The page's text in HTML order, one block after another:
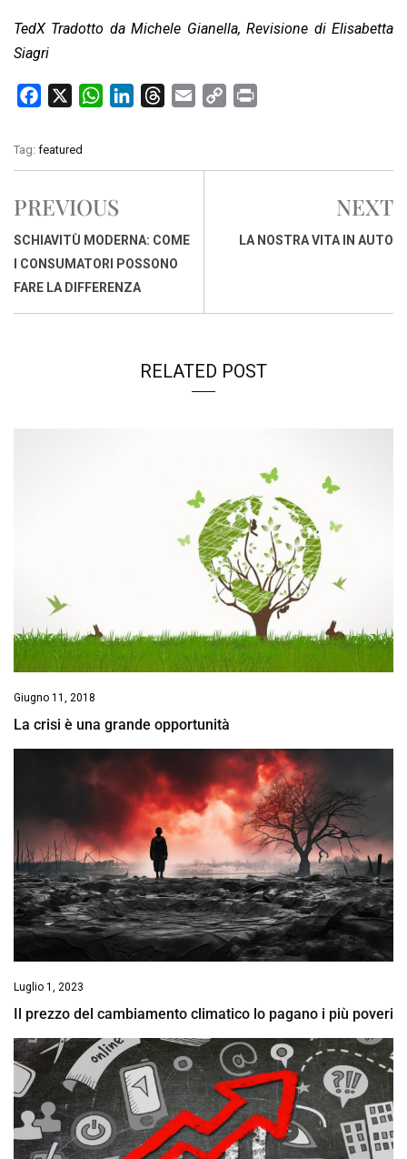
TedX Tradotto da Michele Gianella, Revisione di Elisabetta
Siagri
c
e
o
o
k
W
t
A
p
p
k
I
n
e
s
i
y
n
Tag: featured
PREVIOUS
SCHIAVITÙ MODERNA: COME
I CONSUMATORI POSSONO
FARE LA DIFFERENZA
NEXT
LA NOSTRA VITA IN AUTO
RELATED POST
Giugno 11, 2018
La crisi è una grande opportunità
Luglio 1, 2023
Il prezzo del cambiamento climatico lo pagano i più poveri